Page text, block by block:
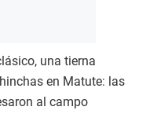
una tierna
en Matute: las
al campo